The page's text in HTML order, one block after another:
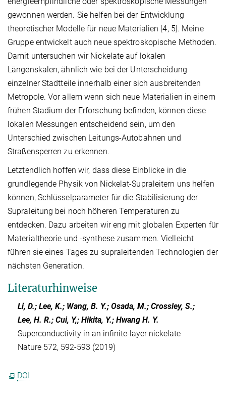
gewonnen werden. Sie helfen bei der Entwicklung
theoretischer Modelle für neue Materialien [4, 5]. Meine
Gruppe entwickelt auch neue spektroskopische Methoden.
Damit untersuchen wir Nickelate auf lokalen
Längenskalen, ähnlich wie bei der Unterscheidung
einzelner Stadtteile innerhalb einer sich ausbreitenden
Metropole. Vor allem wenn sich neue Materialien in einem
frühen Stadium der Erforschung befinden, können diese
lokalen Messungen entscheidend sein, um den
Unterschied zwischen Leitungs-Autobahnen und
Straßensperren zu erkennen.
Letztendlich hoffen wir, dass diese Einblicke in die
grundlegende Physik von Nickelat-Supraleitern uns helfen
können, Schlüsselparameter für die Stabilisierung der
Supraleitung bei noch höheren Temperaturen zu
entdecken. Dazu arbeiten wir eng mit globalen Experten für
Materialtheorie und -synthese zusammen. Vielleicht
führen sie eines Tages zu supraleitenden Technologien der
nächsten Generation.
Literaturhinweise
Li, D.; Lee, K.; Wang, B. Y.; Osada, M.; Crossley, S.;
Lee, H. R.; Cui, Y,; Hikita, Y.; Hwang H. Y.
Superconductivity in an infinite-layer nickelate
Nature 572, 592-593 (2019)
DOI